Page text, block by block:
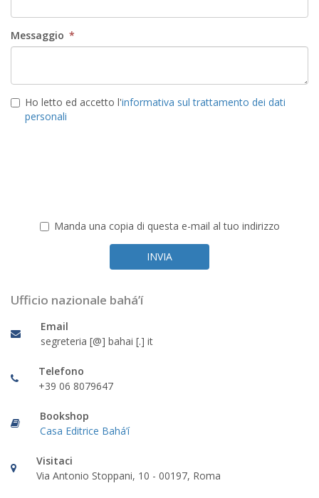
Ufficio nazionale bahá’í
Email
segreteria [@] bahai [.] it
Telefono
+39 06 8079647
Bookshop
Casa Editrice Bahá’í
Visitaci
Via Antonio Stoppani, 10 - 00197, Roma
*
Messaggio
Ho letto ed accetto l'informativa sul trattamento dei dati
personali
Manda una copia di questa e-mail al tuo indirizzo